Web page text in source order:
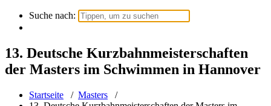
Suche nach:
13. Deutsche Kurzbahnmeisterschaften
der Masters im Schwimmen in Hannover
Startseite / Masters /